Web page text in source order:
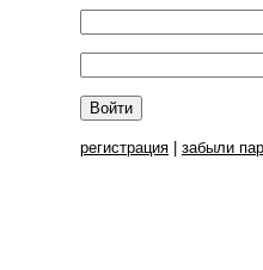
регистрация забыли